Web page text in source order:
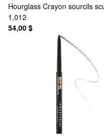
Hourglass Crayon sourcils
1,012
54,00 $